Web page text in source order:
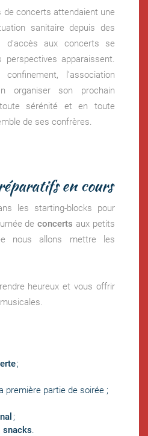
de concerts attendaient une
sanitaire depuis des
d’accès aux concerts se
apparaissent.
l’association
organiser son prochain
sérénité et en toute
de ses confrères.
en cours
les starting-blocks pour
deconcerts aux petits
nous allons mettre les
heureux et vous offrir
;
première partie de soirée ;
;
snacks.